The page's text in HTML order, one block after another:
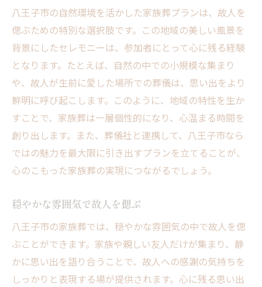
八王子市の自然環境を活かした家族葬プランは、故人を
偲ぶための特別な選択肢です。この地域の美しい風景を
背景にしたセレモニーは、参加者にとって心に残る経験
となります。たとえば、自然の中での小規模な集まり
や、故人が生前に愛した場所での葬儀は、思い出をより
鮮明に呼び起こします。このように、地域の特性を生か
すことで、家族葬は一層個性的になり、心温まる時間を
創り出します。また、葬儀社と連携して、八王子市なら
ではの魅力を最大限に引き出すプランを立てることが、
心のこもった家族葬の実現につながるでしょう。
穏やかな雰囲気で故人を偲ぶ
八王子市の家族葬では、穏やかな雰囲気の中で故人を偲
ぶことができます。家族や親しい友人だけが集まり、静
かに思い出を語り合うことで、故人への感謝の気持ちを
しっかりと表現する場が提供されます。心に残る思い出